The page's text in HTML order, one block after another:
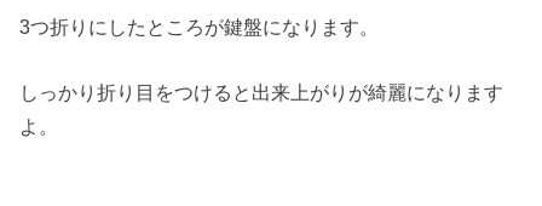
3つ折りにしたところが鍵盤になります。
しっかり折り目をつけると出来上がりが綺麗になります
よ。